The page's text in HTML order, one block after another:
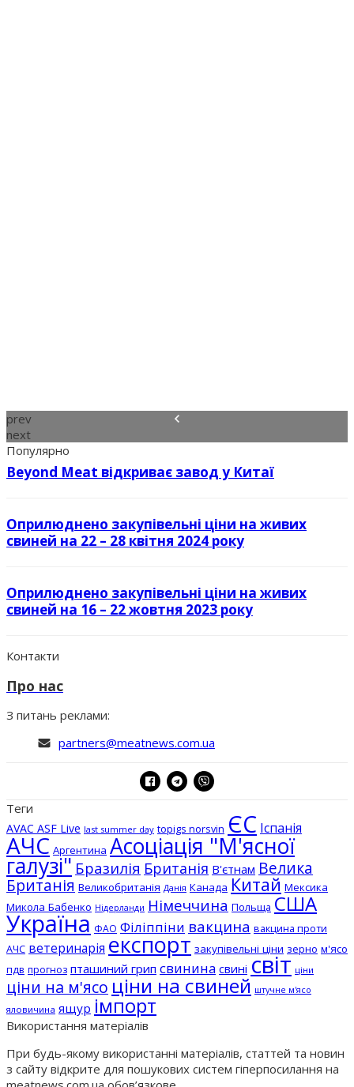
prev
next
Популярно
Beyond Meat відкриває завод у Китаї
Оприлюднено закупівельні ціни на живих
свиней на 22 – 28 квітня 2024 року
Оприлюднено закупівельні ціни на живих
свиней на 16 – 22 жовтня 2023 року
Контакти
Про нас
З питань реклами:
partners@meatnews.com.ua
Теги
AVAC ASF Live last summer day topigs norsvin ЄС Іспанія
АЧС Аргентина Асоціація "М'ясної
галузі" Бразилія Британія В'єтнам Велика
Британія Великобританія Данія Канада Китай Мексика
Микола Бабенко Нідерланди Німеччина Польща США
Україна ФАО Філіппіни вакцина вакцина проти
АЧС ветеринарія експорт закупівельні ціни зерно м'ясо
пдв прогноз пташиний грип свинина свині світ ціни
ціни на м'ясо ціни на свиней штучне м'ясо
яловичина ящур імпорт
Використання матеріалів
При будь-якому використанні матеріалів, статтей та новин
з сайту відкрите для пошукових систем гіперпосилання на